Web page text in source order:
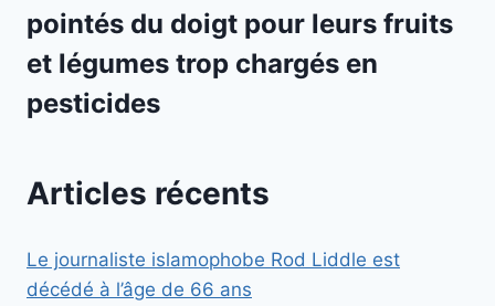
pointés du doigt pour leurs fruits
et légumes trop chargés en
pesticides
Articles récents
Le journaliste islamophobe Rod Liddle est
décédé à l’âge de 66 ans